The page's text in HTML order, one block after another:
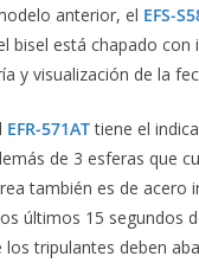
anterior, el EFS-
bisel está chapado
y visualización de la
EFR-571ATtiene el
de 3 esferas que
también es de acero
últimos 15 segundos
los tripulantes deben